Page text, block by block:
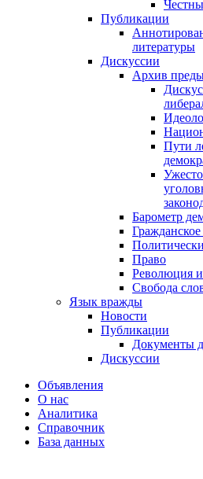
Публикации
литературы
Дискуссии
Архив
Пути
Барометр
Право
Революция
Свобода
Язык вражды
Новости
Публикации
Документы
Дискуссии
Объявления
О нас
Аналитика
Справочник
База данных